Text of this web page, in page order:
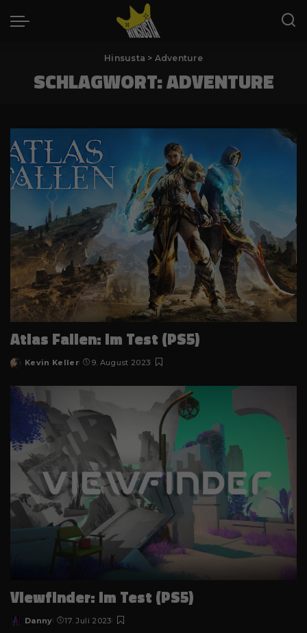
Hinsusta > Adventure
SCHLAGWORT:ADVENTURE
Atlas Fallen: im Test (PS5)
Posted
Kevin Keller 9. August 2023
Viewfinder: im Test (PS5)
Posted
Danny 17. Juli 2023